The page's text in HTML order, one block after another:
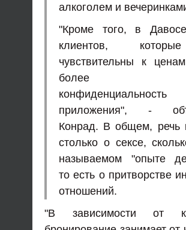
алкоголем и
"Кроме того, в
клиентов,
чувствительны к
более
конфиденциальность
приложения", -
Конрад. В общем, речь
столько о сексе,
называемом "опыте
то есть о притворстве
отношений.
"В зависимости от